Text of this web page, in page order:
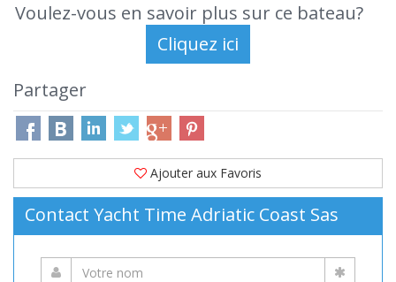
Voulez-vous en savoir plus sur ce bateau?
Partager
Ajouter aux Favoris
Contact Yacht Time Adriatic Coast Sas